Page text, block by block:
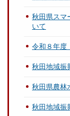
秋田県スマ
いて
令和８年
秋田地域振
秋田県農林
秋田地域振